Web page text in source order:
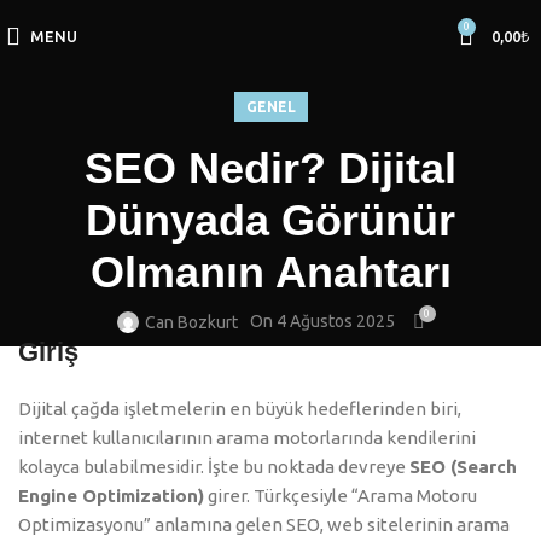
MENU
0
0,00₺
GENEL
SEO Nedir? Dijital
Dünyada Görünür
Olmanın Anahtarı
Can Bozkurt On 4 Ağustos 2025 0
Giriş
Dijital çağda işletmelerin en büyük hedeflerinden biri,
internet kullanıcılarının arama motorlarında kendilerini
kolayca bulabilmesidir. İşte bu noktada devreye SEO (Search
Engine Optimization)girer. Türkçesiyle “Arama Motoru
Optimizasyonu” anlamına gelen SEO, web sitelerinin arama